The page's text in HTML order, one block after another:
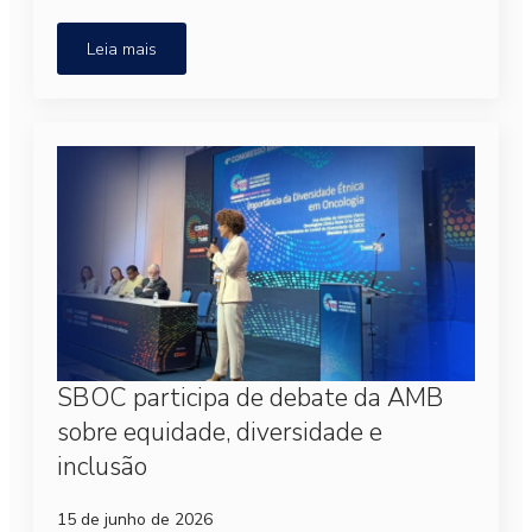
Leia mais
SBOC participa de debate da AMB
sobre equidade, diversidade e
inclusão
15 de junho de 2026